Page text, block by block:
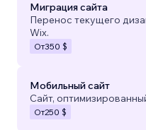
Миграция сайта
Перенос текущего
Wix.
От350 $
Мобильный сайт
Сайт,
От250 $